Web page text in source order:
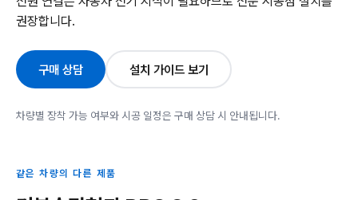
권장합니다.
구매 상담 설치 가이드 보기
차량별 장착 가능 여부와 시공 일정은 구매 상담 시 안내됩니다.
같은 차량의 다른 제품